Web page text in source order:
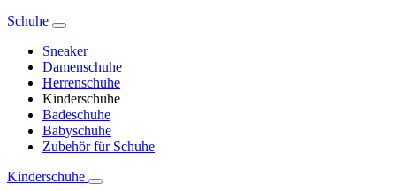
Schuhe
Sneaker
Damenschuhe
Herrenschuhe
Kinderschuhe
Badeschuhe
Babyschuhe
Zubehör für Schuhe
Kinderschuhe